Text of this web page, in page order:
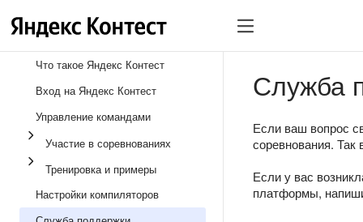
Что такое Яндекс Контест
Вход на Яндекс Контест
Управление командами
Участие в соревнованиях
Тренировка и примеры
Настройки компиляторов
Служба
Если ваш вопрос
соревнования. Так
Если у вас
платформы,